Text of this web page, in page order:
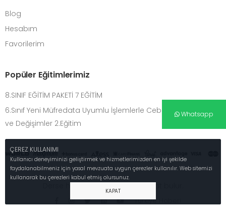
Blog
Hesabım
Favorilerim
Popüler Eğitimlerimiz
8.SINIF EĞİTİM PAKETİ 7 EĞİTİM
6.Sınıf Yeni Müfredata Uyumlu İşlemlerle Cebirsel Düşünme
ve Değişimler 2.Eğitim
Türkiye Haberi
Whatsapp
ÇEREZ KULLANIMI
Kullanıcı deneyiminizi geliştirmek ve hizmetlerimizden en iyi şekilde
faydalanabilmeniz için yasal mevzuata uygun çerezler kullanılır. Web sitemizi
kullanarak bu çerezleri kabul etmiş olursunuz.
KAPAT